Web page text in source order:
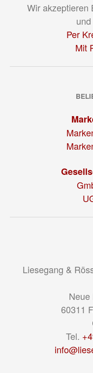
Wir akzeptieren
Per
Mit
Liesegang &
Neue
60311
Tel.